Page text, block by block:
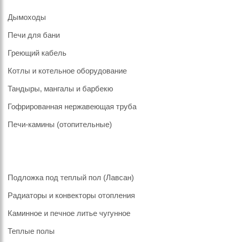
Дымоходы
Печи для бани
Греющий кабель
Котлы и котельное оборудование
Тандыры, мангалы и барбекю
Гофрированная нержавеющая труба
Печи-камины (отопительные)
Подложка под теплый пол (Лавсан)
Радиаторы и конвекторы отопления
Каминное и печное литье чугунное
Теплые полы